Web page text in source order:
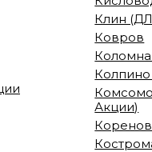
Клин
Ковров
Акции)